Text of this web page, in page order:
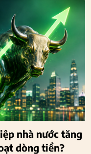
nhà nước tăng
dòng tiền?